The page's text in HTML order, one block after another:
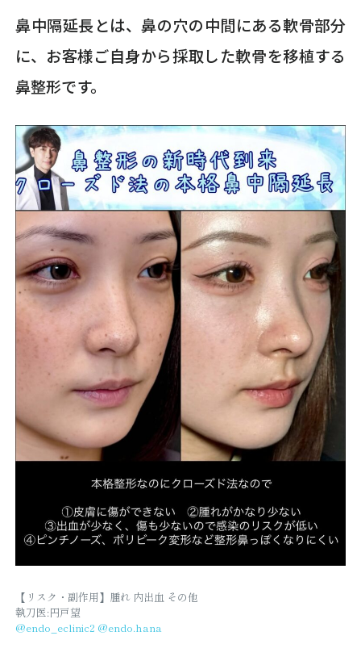
鼻中隔延長とは、鼻の穴の中間にある軟骨部分
に、お客様ご自身から採取した軟骨を移植する
鼻整形です。
【リスク・副作用】腫れ 内出血 その他
執刀医:円戸望
@endo_eclinic2 @endo.hana